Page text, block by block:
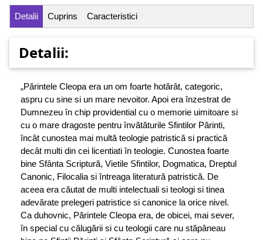
Detalii Cuprins Caracteristici
Detalii:
„Părintele Cleopa era un om foarte hotărât, categoric,
aspru cu sine si un mare nevoitor. Apoi era înzestrat de
Dumnezeu în chip providential cu o memorie uimitoare si
cu o mare dragoste pentru învătăturile Sfintilor Părinti,
încât cunostea mai multă teologie patristică si practică
decât multi din cei licentiati în teologie. Cunostea foarte
bine Sfânta Scriptură, Vietile Sfintilor, Dogmatica, Dreptul
Canonic, Filocalia si întreaga literatură patristică. De
aceea era căutat de multi intelectuali si teologi si tinea
adevărate prelegeri patristice si canonice la orice nivel.
Ca duhovnic, Părintele Cleopa era, de obicei, mai sever,
în special cu călugării si cu teologii care nu stăpâneau